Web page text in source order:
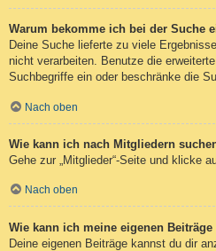
Warum bekomme ich bei der Suche
Deine Suche lieferte zu viele
nicht verarbeiten. Benutze die
Suchbegriffe ein oder beschränke die
Nach oben
Wie kann ich nach Mitgliedern
Gehe zur „Mitglieder“-Seite und klicke
Nach oben
Wie kann ich meine eigenen
Deine eigenen Beiträge kannst du dir